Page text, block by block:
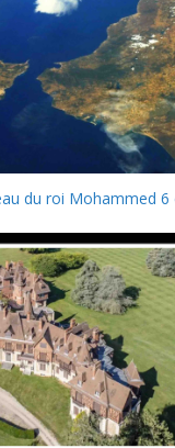
du roi Mohammed 6